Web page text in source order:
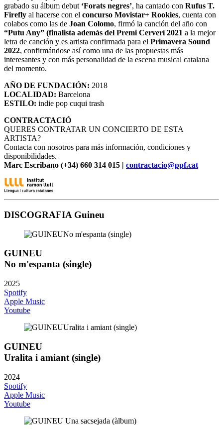
grabado su álbum debut ‘Forats negres’, ha cantado con Rufus T.
Firefly al hacerse con el concurso Movistar+ Rookies, cuenta con
colabos como las de Joan Colomo, firmó la canción del año con
“Putu Any” (finalista además del Premi Cerverí 2021 a la mejor
letra de canción y es artista confirmada para el Primavera Sound
2022, confirmándose así como una de las propuestas más
interesantes y con más personalidad de la escena musical catalana
del momento.
AÑO DE FUNDACIÓN: 2018
LOCALIDAD: Barcelona
ESTILO: indie pop cuqui trash
CONTRACTACIÓ
QUERES CONTRATAR UN CONCIERTO DE ESTA
ARTISTA?
Contacta con nosotros para más información, condiciones y
disponibilidades.
Marc Escribano (+34) 660 314 015 | contractacio@ppf.cat
DISCOGRAFIA Guineu
GUINEU
No m'espanta (single)
2025
Spotify
Apple Music
Youtube
GUINEU
Uralita i amiant (single)
2024
Spotify
Apple Music
Youtube